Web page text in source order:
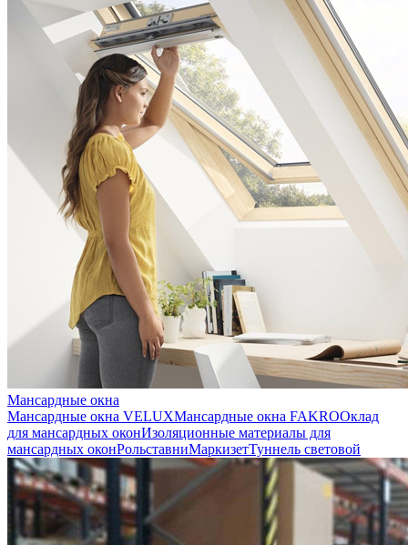
Мансардные окна
Мансардные окна VELUXМансардные окна FAKROОклад
для мансардных оконИзоляционные материалы для
мансардных оконРольставниМаркизетТуннель световой